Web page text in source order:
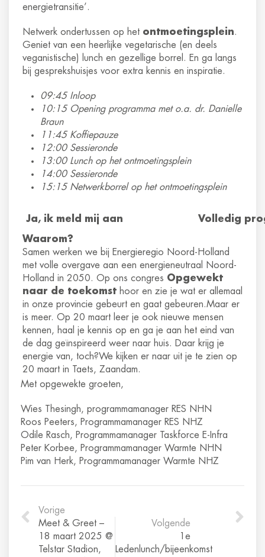
energietransitie’.
Netwerk ondertussen op het ontmoetingsplein.
Geniet van een heerlijke vegetarische (en deels
veganistische) lunch en gezellige borrel. En ga langs
bij gesprekshuisjes voor extra kennis en inspiratie.
09:45 Inloop
10:15 Opening programma met o.a. dr. Danielle
Braun
11:45 Koffiepauze
12:00 Sessieronde
13:00 Lunch op het ontmoetingsplein
14:00 Sessieronde
15:15 Netwerkborrel op het ontmoetingsplein
Ja, ik meld mij aan Volledig
Waarom?
Samen werken we bij Energieregio Noord-Holland
met volle overgave aan een energieneutraal Noord-
Holland in 2050. Op ons congres Opgewekt
naar de toekomst hoor en zie je wat er allemaal
in onze provincie gebeurt en gaat gebeuren.Maar er
is meer. Op 20 maart leer je ook nieuwe mensen
kennen, haal je kennis op en ga je aan het eind van
de dag geïnspireerd weer naar huis. Daar krijg je
energie van, toch?We kijken er naar uit je te zien op
20 maart in Taets, Zaandam.
Met opgewekte groeten,
Wies Thesingh, programmamanager RES NHN
Roos Peeters, Programmamanager RES NHZ
Odile Rasch, Programmamanager Taskforce E-Infra
Peter Korbee, Programmamanager Warmte NHN
Pim van Herk, Programmamanager Warmte NHZ
Vorige
Meet & Greet –
18 maart 2025 @
Telstar Stadion,
Volgende
1e
Ledenlunch/bijeenkomst